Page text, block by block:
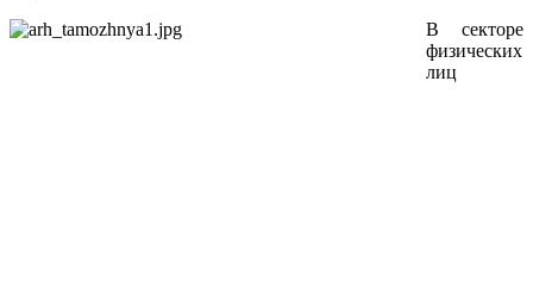
В секторе
физических
лиц